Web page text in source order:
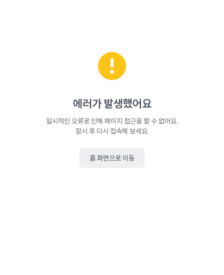
에러가 발생했어요
일시적인 오류로 인해 페이지 접근을 할 수 없어요.
잠시 후 다시 접속해 보세요.
홈 화면으로 이동